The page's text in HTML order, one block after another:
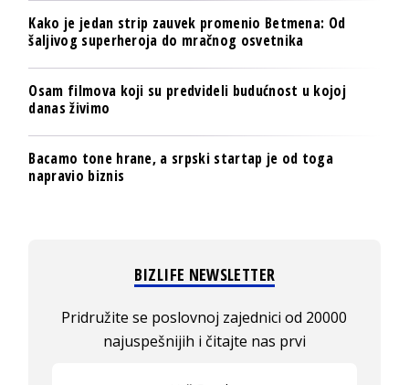
Kako je jedan strip zauvek promenio Betmena: Od
šaljivog superheroja do mračnog osvetnika
Osam filmova koji su predvideli budućnost u kojoj
danas živimo
Bacamo tone hrane, a srpski startap je od toga
napravio biznis
BIZLIFE NEWSLETTER
Pridružite se poslovnoj zajednici od 20000
najuspešnijih i čitajte nas prvi